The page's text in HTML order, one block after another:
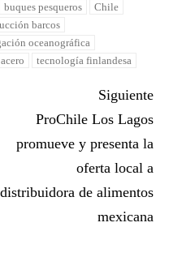
buques pesqueros
Chile
barcos
oceanográfica
tecnología finlandesa
Siguiente
ProChile Los Lagos
promueve y presenta la
oferta local a
distribuidora de alimentos
mexicana